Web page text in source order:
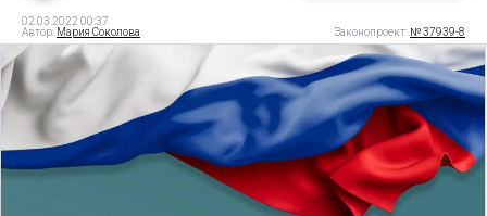
02.03.2022 00:37
Автор: Мария Соколова Законопроект: № 37939-8